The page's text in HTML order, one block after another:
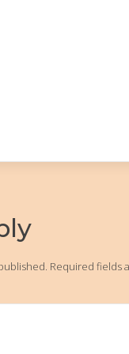
Required fields